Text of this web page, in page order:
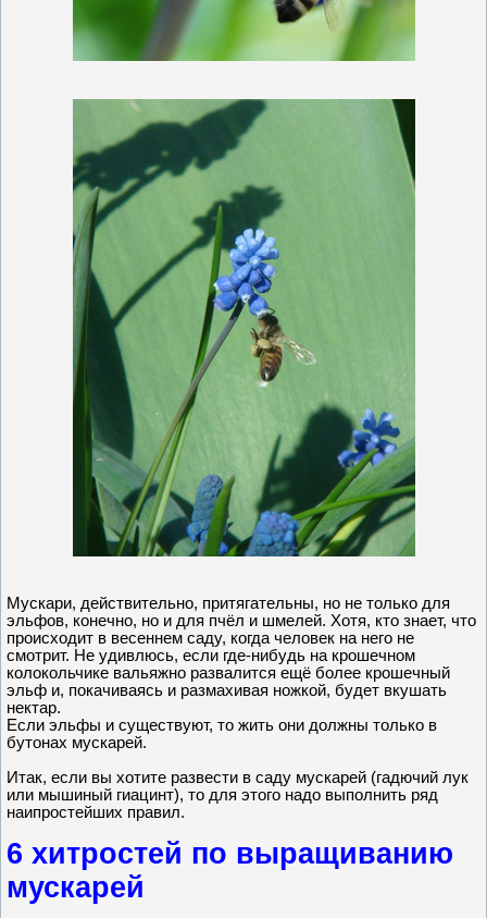
Мускари, действительно, притягательны, но не только для
эльфов, конечно, но и для пчёл и шмелей. Хотя, кто знает, что
происходит в весеннем саду, когда человек на него не
смотрит. Не удивлюсь, если где-нибудь на крошечном
колокольчике вальяжно развалится ещё более крошечный
эльф и, покачиваясь и размахивая ножкой, будет вкушать
нектар.
Если эльфы и существуют, то жить они должны только в
бутонах мускарей.
Итак, если вы хотите развести в саду мускарей (гадючий лук
или мышиный гиацинт), то для этого надо выполнить ряд
наипростейших правил.
6 хитростей по выращиванию
мускарей